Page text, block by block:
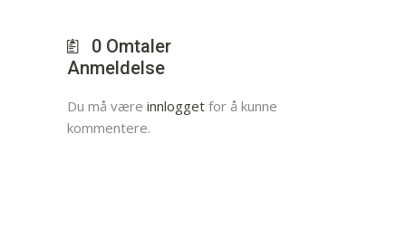
0 Omtaler
Anmeldelse
Du må være innlogget for å kunne
kommentere.